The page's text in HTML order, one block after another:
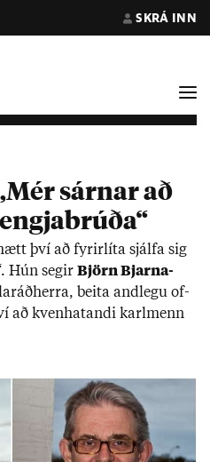
SKRÁ INN
sárnar að
því að fyr­ir­líta sjálfa sig
Hún seg­ir Björn Bjarna­
beita and­legu of­
að kven­hat­andi karl­menn